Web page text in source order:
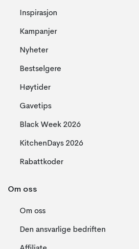
Inspirasjon
Kampanjer
Nyheter
Bestselgere
Høytider
Gavetips
Black Week 2026
KitchenDays 2026
Rabattkoder
Om oss
Om oss
Den ansvarlige bedriften